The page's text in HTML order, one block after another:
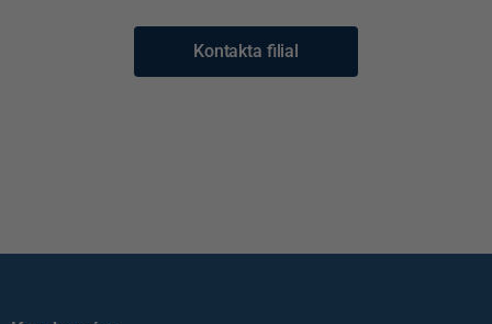
Kontakta filial